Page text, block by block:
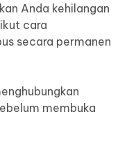
Anda kehilangan
cara
secara permanen
membuka